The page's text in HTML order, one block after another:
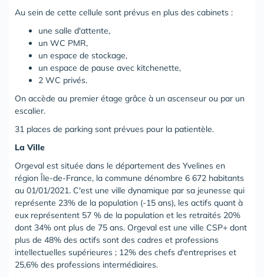
Au sein de cette cellule sont prévus en plus des cabinets :
une salle d'attente,
un WC PMR,
un espace de stockage,
un espace de pause avec kitchenette,
2 WC privés.
On accède au premier étage grâce à un ascenseur ou par un
escalier.
31 places de parking sont prévues pour la patientèle.
La Ville
Orgeval est située dans le département des Yvelines en
région Île-de-France, la commune dénombre 6 672 habitants
au 01/01/2021. C'est une ville dynamique par sa jeunesse qui
représente 23% de la population (-15 ans), les actifs quant à
eux représentent 57 % de la population et les retraités 20%
dont 34% ont plus de 75 ans. Orgeval est une ville CSP+ dont
plus de 48% des actifs sont des cadres et professions
intellectuelles supérieures ; 12% des chefs d'entreprises et
25,6% des professions intermédiaires.